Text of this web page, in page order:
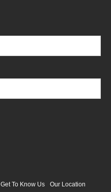
Get To Know Us Our Location